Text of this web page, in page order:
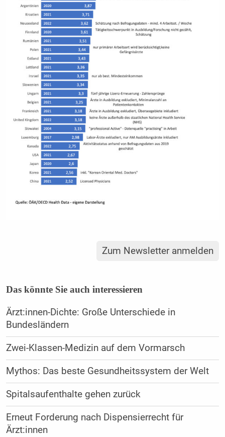
Zum Newsletter anmelden
Das könnte Sie auch interessieren
Ärzt:innen-Dichte: Große Unterschiede in
Bundesländern
Zwei-Klassen-Medizin auf dem Vormarsch
Mythos: Das beste Gesundheitssystem der Welt
Spitalsaufenthalte gehen zurück
Erneut Forderung nach Dispensierrecht für
Ärzt:innen